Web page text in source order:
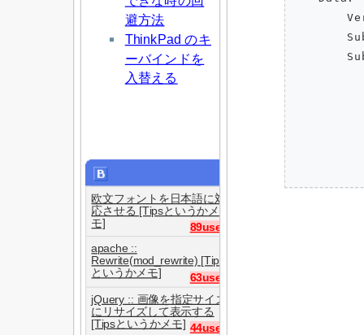
避方法
ThinkPad のキ
ーバインドを
入替える
欧文フォントを日本語に対
応させる [Tipsというかメ
モ]
89users
apache ::
Rewrite(mod_rewrite) [Tips
というかメモ]
63users
jQuery :: 画像を指定サイズ
にリサイズして表示する
[Tipsというかメモ] 44users